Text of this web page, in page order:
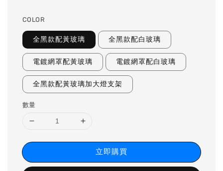
COLOR
全黑款配黃玻璃 全黑款配白玻璃
電鍍網罩配黃玻璃 電鍍網罩配白玻璃
全黑款配黃玻璃加大燈支架
數量
立即購買